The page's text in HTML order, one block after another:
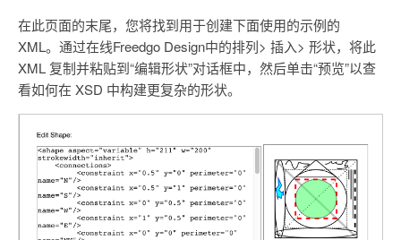
在此页面的末尾，您将找到用于创建下面使用的示例的
XML。通过在线Freedgo Design中的排列> 插入> 形状，将此
XML 复制并粘贴到“编辑形状”对话框中，然后单击“预览”以查
看如何在 XSD 中构建更复杂的形状。